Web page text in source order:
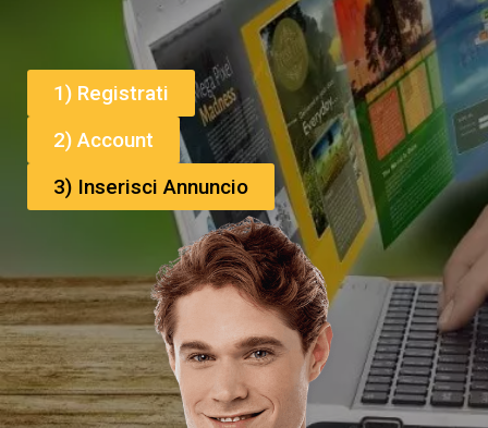
1) Registrati
2) Account
3) Inserisci Annuncio